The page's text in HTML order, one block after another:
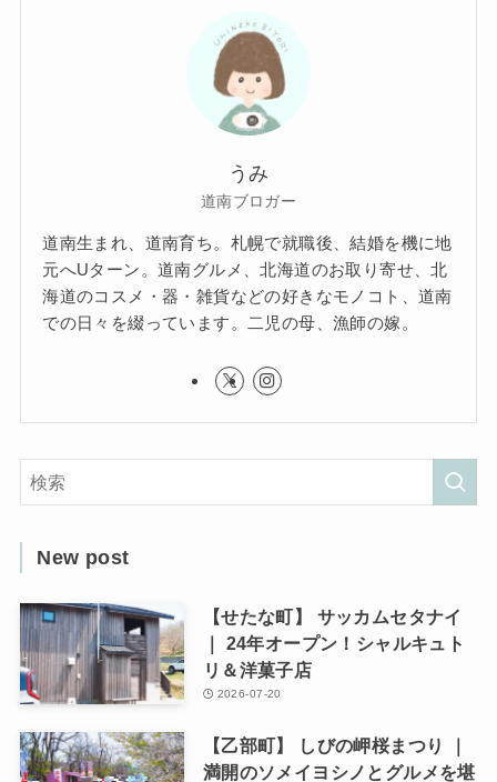
うみ
道南ブロガー
道南生まれ、道南育ち。札幌で就職後、結婚を機に地
元へUターン。道南グルメ、北海道のお取り寄せ、北
海道のコスメ・器・雑貨などの好きなモノコト、道南
での日々を綴っています。二児の母、漁師の嫁。
New post
【せたな町】 サッカムセタナイ
｜ 24年オープン！シャルキュト
リ＆洋菓子店
2026-07-20
【乙部町】 しびの岬桜まつり ｜
満開のソメイヨシノとグルメを堪